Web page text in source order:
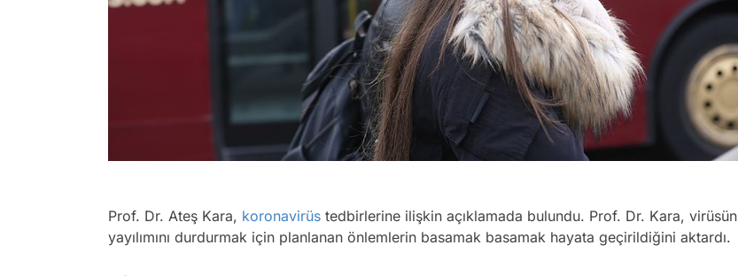
Prof. Dr. Ateş Kara, koronavirüs tedbirlerine ilişkin açıklamada bulundu. Prof. Dr. Kara, virüsün
yayılımını durdurmak için planlanan önlemlerin basamak basamak hayata geçirildiğini aktardı.